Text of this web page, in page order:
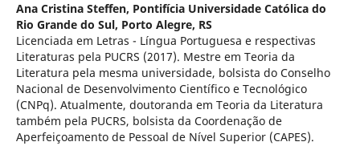
Ana Cristina Steffen, Pontifícia Universidade Católica do
Rio Grande do Sul, Porto Alegre, RS
Licenciada em Letras - Língua Portuguesa e respectivas
Literaturas pela PUCRS (2017). Mestre em Teoria da
Literatura pela mesma universidade, bolsista do Conselho
Nacional de Desenvolvimento Científico e Tecnológico
(CNPq). Atualmente, doutoranda em Teoria da Literatura
também pela PUCRS, bolsista da Coordenação de
Aperfeiçoamento de Pessoal de Nível Superior (CAPES).